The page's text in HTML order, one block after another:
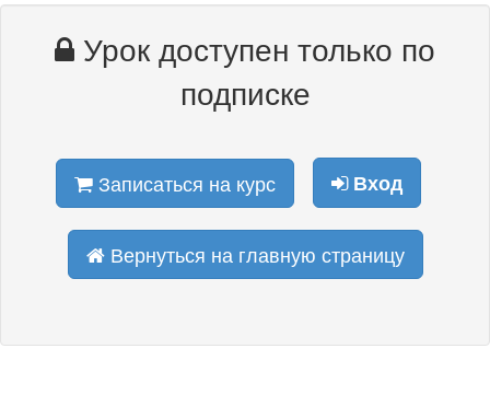
Урок доступен только по
подписке
Записаться на курс Вход
Вернуться на главную страницу